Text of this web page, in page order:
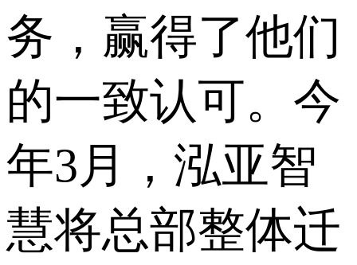
务，赢得了他们
的一致认可。今
年3月，泓亚智
慧将总部整体迁